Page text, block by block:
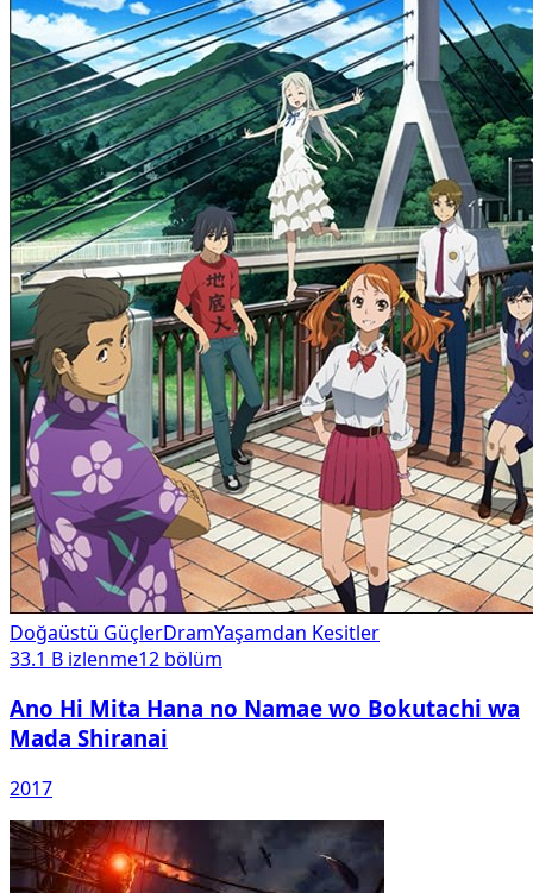
Doğaüstü GüçlerDramYaşamdan Kesitler
33.1 B izlenme12 bölüm
Ano Hi Mita Hana no Namae wo Bokutachi wa
Mada Shiranai
2017